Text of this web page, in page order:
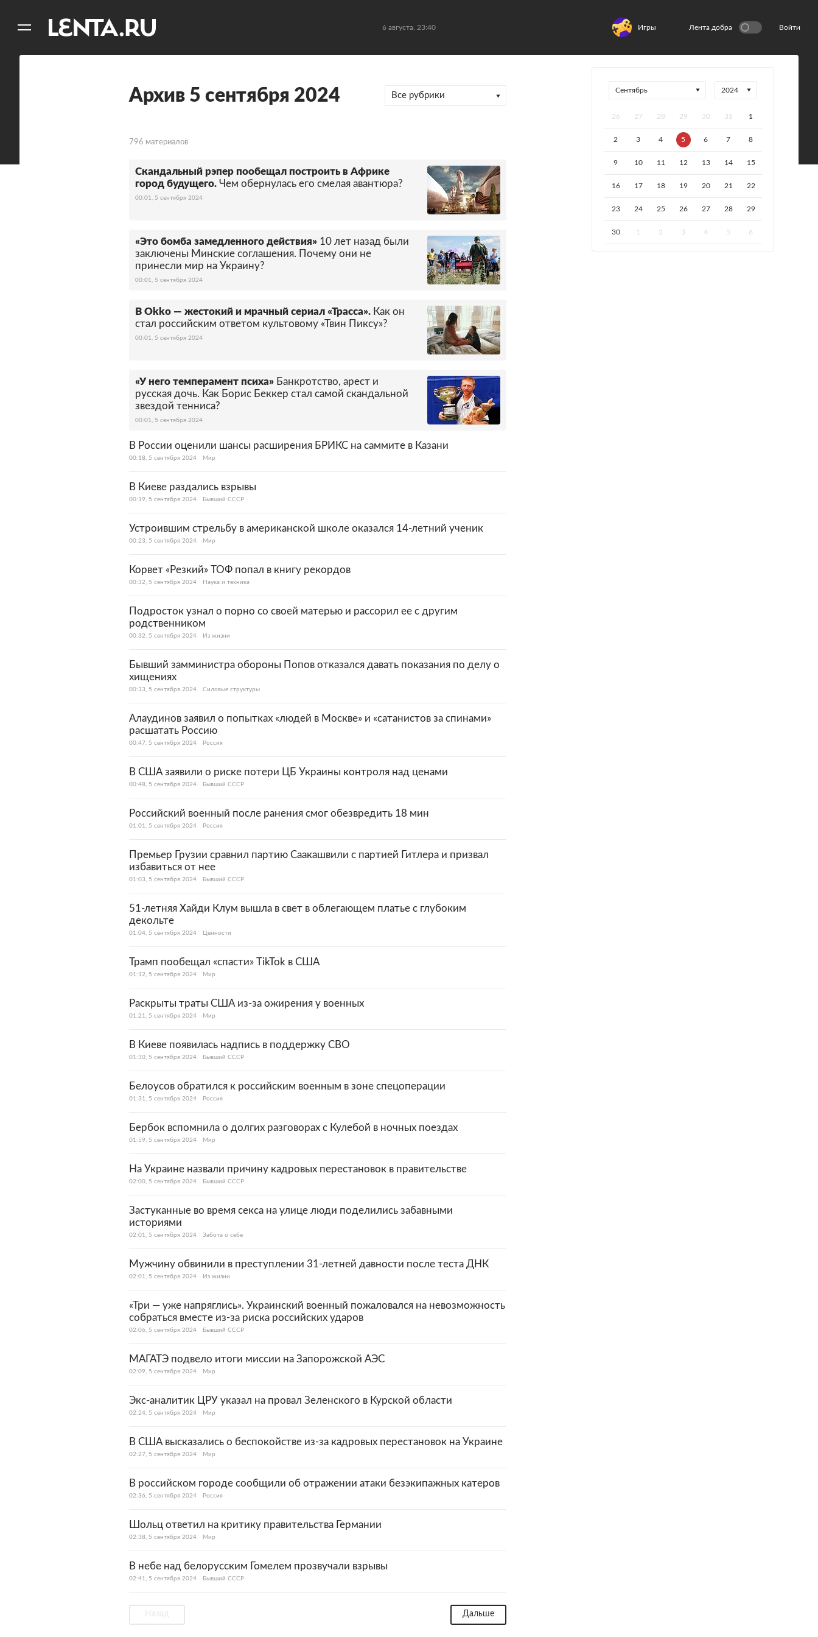
6 августа, 23:40 Игры Лента добра Войти
Архив 5 сентября 2024 Все рубрики
796 материалов
Скандальный рэпер пообещал построить в Африке
город будущего. Чем обернулась его смелая авантюра?
00:01, 5 сентября 2024
«Это бомба замедленного действия» 10 лет назад были
заключены Минские соглашения. Почему они не
принесли мир на Украину?
00:01, 5 сентября 2024
В Okko — жестокий и мрачный сериал «Трасса». Как он
стал российским ответом культовому «Твин Пиксу»?
00:01, 5 сентября 2024
«У него темперамент психа» Банкротство, арест и
русская дочь. Как Борис Беккер стал самой скандальной
звездой тенниса?
00:01, 5 сентября 2024
В России оценили шансы расширения БРИКС на саммите в Казани
00:18, 5 сентября 2024 Мир
В Киеве раздались взрывы
00:19, 5 сентября 2024 Бывший СССР
Устроившим стрельбу в американской школе оказался 14-летний ученик
00:23, 5 сентября 2024 Мир
Корвет «Резкий» ТОФ попал в книгу рекордов
00:32, 5 сентября 2024 Наука и техника
Подросток узнал о порно со своей матерью и рассорил ее с другим
родственником
00:32, 5 сентября 2024 Из жизни
Бывший замминистра обороны Попов отказался давать показания по делу о
хищениях
00:33, 5 сентября 2024 Силовые структуры
Алаудинов заявил о попытках «людей в Москве» и «сатанистов за спинами»
расшатать Россию
00:47, 5 сентября 2024 Россия
В США заявили о риске потери ЦБ Украины контроля над ценами
00:48, 5 сентября 2024 Бывший СССР
Российский военный после ранения смог обезвредить 18 мин
01:01, 5 сентября 2024 Россия
Премьер Грузии сравнил партию Саакашвили с партией Гитлера и призвал
избавиться от нее
01:03, 5 сентября 2024 Бывший СССР
51-летняя Хайди Клум вышла в свет в облегающем платье с глубоким
декольте
01:04, 5 сентября 2024 Ценности
Трамп пообещал «спасти» TikTok в США
01:12, 5 сентября 2024 Мир
Раскрыты траты США из-за ожирения у военных
01:21, 5 сентября 2024 Мир
В Киеве появилась надпись в поддержку СВО
01:30, 5 сентября 2024 Бывший СССР
Белоусов обратился к российским военным в зоне спецоперации
01:31, 5 сентября 2024 Россия
Бербок вспомнила о долгих разговорах с Кулебой в ночных поездах
01:59, 5 сентября 2024 Мир
На Украине назвали причину кадровых перестановок в правительстве
02:00, 5 сентября 2024 Бывший СССР
Застуканные во время секса на улице люди поделились забавными
историями
02:01, 5 сентября 2024 Забота о себе
Мужчину обвинили в преступлении 31-летней давности после теста ДНК
02:01, 5 сентября 2024 Из жизни
«Три — уже напряглись». Украинский военный пожаловался на невозможность
собраться вместе из-за риска российских ударов
02:06, 5 сентября 2024 Бывший СССР
МАГАТЭ подвело итоги миссии на Запорожской АЭС
02:09, 5 сентября 2024 Мир
Экс-аналитик ЦРУ указал на провал Зеленского в Курской области
02:24, 5 сентября 2024 Мир
В США высказались о беспокойстве из-за кадровых перестановок на Украине
02:27, 5 сентября 2024 Мир
В российском городе сообщили об отражении атаки безэкипажных катеров
02:36, 5 сентября 2024 Россия
Шольц ответил на критику правительства Германии
02:38, 5 сентября 2024 Мир
В небе над белорусским Гомелем прозвучали взрывы
02:41, 5 сентября 2024 Бывший СССР
Дальше
26 27 28 29 30 31 1
2 3 4 5 6 7 8
9 10 11 12 13 14 15
16 17 18 19 20 21 22
23 24 25 26 27 28 29
30 1 2 3 4 5 6